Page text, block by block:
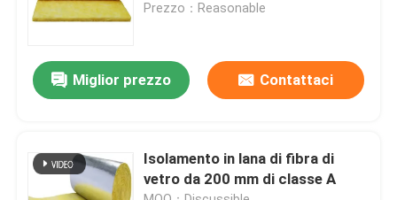
Richieda una citazione
Magazzino di acciaio prefabbricato
Pannello a sandwich di lana di roccia
Prezzo：Reasonable
Miglior prezzo Contattaci
Isolamento in lana di fibra di
vetro da 200 mm di classe A